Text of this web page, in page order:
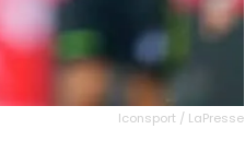
Iconsport / LaPresse